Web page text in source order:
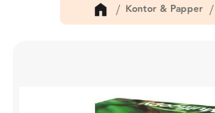
Kontor & Papper